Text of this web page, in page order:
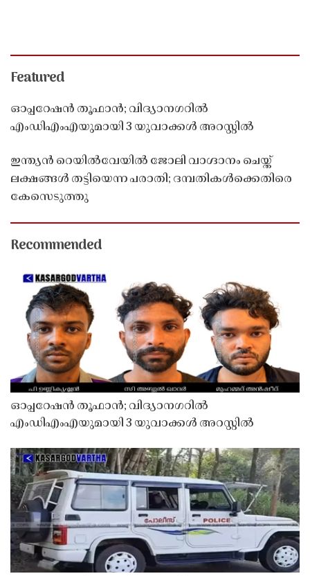
Featured
ഓപ്പറേഷൻ തൂഫാൻ; വിദ്യാനഗറിൽ
എംഡിഎംഎയുമായി 3 യുവാക്കൾ അറസ്റ്റിൽ
ഇന്ത്യൻ റെയിൽവേയിൽ ജോലി വാഗ്ദാനം ചെയ്ത്
ലക്ഷങ്ങൾ തട്ടിയെന്ന പരാതി; ദമ്പതികൾക്കെതിരെ
കേസെടുത്തു
Recommended
ഓപ്പറേഷൻ തൂഫാൻ; വിദ്യാനഗറിൽ
എംഡിഎംഎയുമായി 3 യുവാക്കൾ അറസ്റ്റിൽ